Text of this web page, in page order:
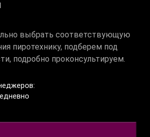
выбрать соответствующую
пиротехнику, подберем под
подробно проконсультируем.